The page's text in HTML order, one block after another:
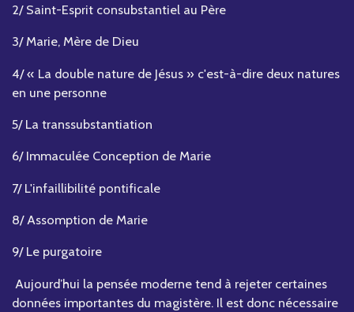
2/ Saint-Esprit consubstantiel au Père
3/ Marie, Mère de Dieu
4/ « La double nature de Jésus » c'est-à-dire deux natures
en une personne
5/ La transsubstantiation
6/ Immaculée Conception de Marie
7/ L'infaillibilité pontificale
8/ Assomption de Marie
9/ Le purgatoire
Aujourd’hui la pensée moderne tend à rejeter certaines
données importantes du magistère. Il est donc nécessaire